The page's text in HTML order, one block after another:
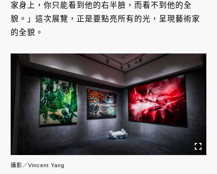
家身上，你只能看到他的右半臉，而看不到他的全
貌。」這次展覽，正是要點亮所有的光，呈現藝術家
的全貌。
攝影／Vincent Yang